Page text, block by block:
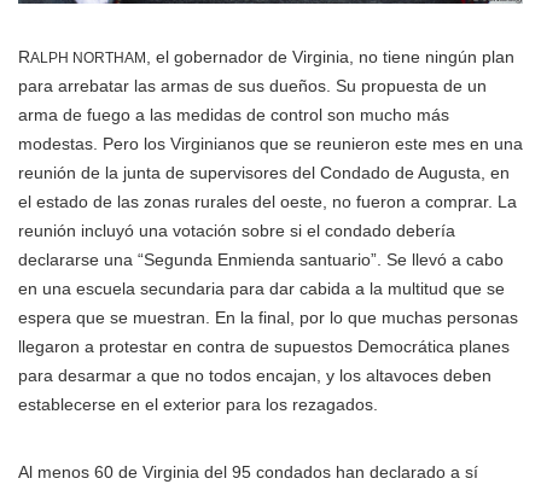
RALPH NORTHAM
, el gobernador de Virginia, no tiene ningún plan
para arrebatar las armas de sus dueños. Su propuesta de un
arma de fuego a las medidas de control son mucho más
modestas. Pero los Virginianos que se reunieron este mes en una
reunión de la junta de supervisores del Condado de Augusta, en
el estado de las zonas rurales del oeste, no fueron a comprar. La
reunión incluyó una votación sobre si el condado debería
declararse una “Segunda Enmienda santuario”. Se llevó a cabo
en una escuela secundaria para dar cabida a la multitud que se
espera que se muestran. En la final, por lo que muchas personas
llegaron a protestar en contra de supuestos Democrática planes
para desarmar a que no todos encajan, y los altavoces deben
establecerse en el exterior para los rezagados.
Al menos 60 de Virginia del 95 condados han declarado a sí